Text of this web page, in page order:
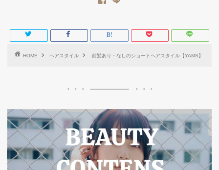
HOME ヘアスタイル 前髪あり・なしのショートヘアスタイル【YAMS】